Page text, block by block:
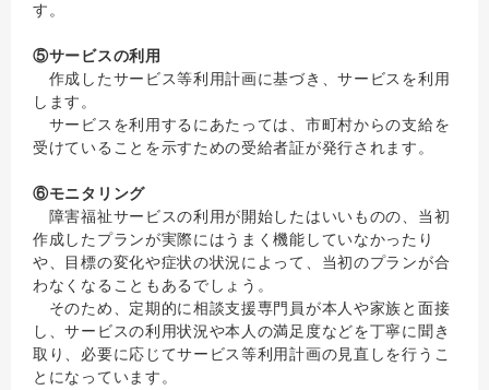
す。
⑤サービスの利用
作成したサービス等利用計画に基づき、サービスを利用
します。
サービスを利用するにあたっては、市町村からの支給を
受けていることを示すための受給者証が発行されます。
⑥モニタリング
障害福祉サービスの利用が開始したはいいものの、当初
作成したプランが実際にはうまく機能していなかったり
や、目標の変化や症状の状況によって、当初のプランが合
わなくなることもあるでしょう。
そのため、定期的に相談支援専門員が本人や家族と面接
し、サービスの利用状況や本人の満足度などを丁寧に聞き
取り、必要に応じてサービス等利用計画の見直しを行うこ
とになっています。